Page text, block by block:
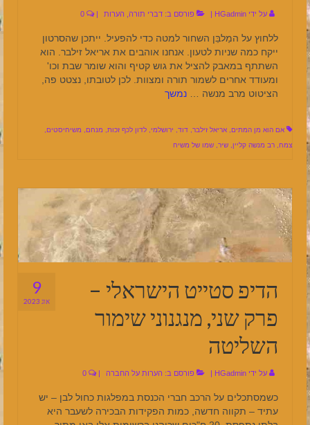
על ידי HGadmin
| פורסם ב: דברי תורה הערות |
ללחוץ על המַלבֵּן השחור למטה כדי להפעיל. ייתכן שהסרטון
ייקח כמה שניות לטעון. אנחנו אוהבים את אריאל זילבר. הוא
השתתף במאבק להציל את גוש קטיף והוא שומר שבת וכו'
ומעודד אחרים לשמור תורה ומצוות. לכן לטובתו, נצטט פה,
הציטוט מרב מנשה … נמשך
אם הוא מן המתים אריאל זילבר דוד ירושלמי לדון לכף זכות מנחם משיחיסטים
צמח רב מנשה קליין שיר שמו של משיח
9
אוג 2023
הדיפ סטייט הישראלי –
פרק שני, מנגנוני שימור
השליטה
על ידי HGadmin
| פורסם ב: הערות על החברה |
כשמסתכלים על הרכב חברי הכנסת במפלגות כחול לבן – יש
עתיד – תקווה חדשה, כמות הפקידות הבכירה לשעבר היא